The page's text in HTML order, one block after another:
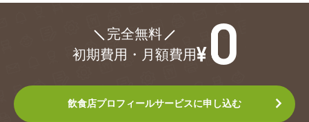
完全無料
初期費用・月額費用
飲食店プロフィールサービスに申し込む